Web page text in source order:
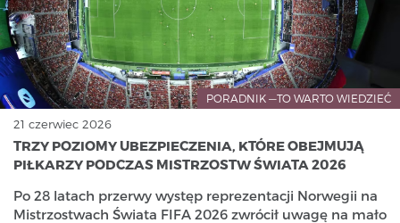
PORADNIK —TO WARTO WIEDZIEĆ
21 czerwiec 2026
TRZY POZIOMY UBEZPIECZENIA, KTÓRE OBEJMUJĄ
PIŁKARZY PODCZAS MISTRZOSTW ŚWIATA 2026
Po 28 latach przerwy występ reprezentacji Norwegii na
Mistrzostwach Świata FIFA 2026 zwrócił uwagę na mało